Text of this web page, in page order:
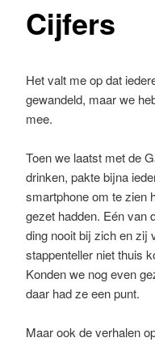
Cijfers
Het valt me op dat
gewandeld, maar we
mee.
Toen we laatst met de
drinken, pakte bijna
smartphone om te zien
gezet hadden. Eén van
ding nooit bij zich en zij
stappenteller niet thuis
Konden we nog even
daar had ze een punt.
Maar ook de verhalen